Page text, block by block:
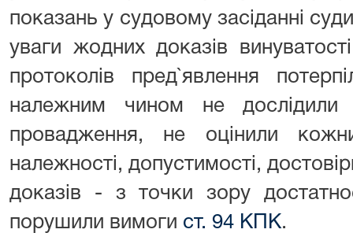
показань у судовому засіданні
уваги жодних доказів
протоколів пред`явлення
належним чином не дослідили
провадження, не оцінили
належності, допустимості,
доказів - з точки зору
порушили вимоги ст. 94 КПК.